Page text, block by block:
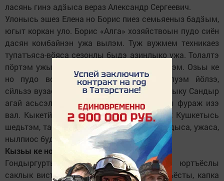
ласянь гинэ адӟыса вераз Александр Сергеевич.
Улонысь эшез Елена но Борис пиез семьяеныз бадӟым,
югыт коркан уло. Борис «Алга» хозяйствоын пудо сиён
дасян комбайнэн ужа вылэм. Туж вужмем техникаез
тупатъяса-вӧяса сезонлы быдэ азинлыко ужа. Толалтэ
пӧртэм ужын ветлэ. Соиз ялан уг луы вылэм. Озьы ке
но пудо вордыса, семьялэсь мултэс луэм йӧлзэ,
сӥльзэ вузаса улонзэс каллен нуо. Ми мыныку Сандыр
агай асьсэлэн лэсьтэм электровукоенызы фураж изэ
вал. Кыкетӥ пиез Владислав кузпалзэ Вуж Кушкетысь
шедьтэм, табере отын уло, пудо-живот вордыса, ужаса,
нылпиос будэто.
Кызьы ке но улоно ук...
Гондыргуртын паськыт урамлы, таза юртъёслы
саклык висъямы. Татын куштӥськем юртъёсты, капка